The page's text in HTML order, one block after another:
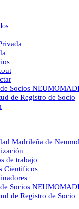
Socios
de Registro de Socio
Madrileña de
de trabajo
Científicos
Socios
de Registro de Socio